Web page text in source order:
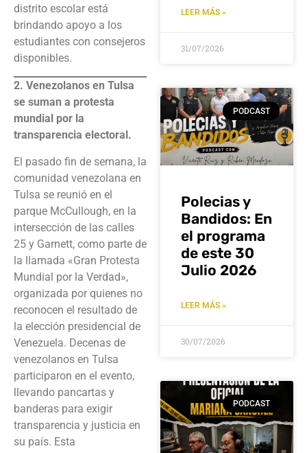
distrito escolar está
brindando apoyo a los
estudiantes con consejeros
disponibles.
2. Venezolanos en Tulsa
se suman a protesta
mundial por la
transparencia electoral.
El pasado fin de semana, la
comunidad venezolana en
Tulsa se reunió en el
parque McCullough, en la
intersección de las calles
25 y Garnett, como parte de
la llamada «Gran Protesta
Mundial por la Verdad»,
organizada por quienes no
reconocen el resultado de
la elección presidencial de
Venezuela. Decenas de
venezolanos en Tulsa
participaron en el evento,
llevando pancartas y
banderas para exigir
transparencia y justicia en
su país. Esta
LEER MÁS »
31/07/2026
PODCAST
Polecias y
Bandidos: En
el programa
de este 30
Julio 2026
LEER MÁS »
30/07/2026
PODCAST